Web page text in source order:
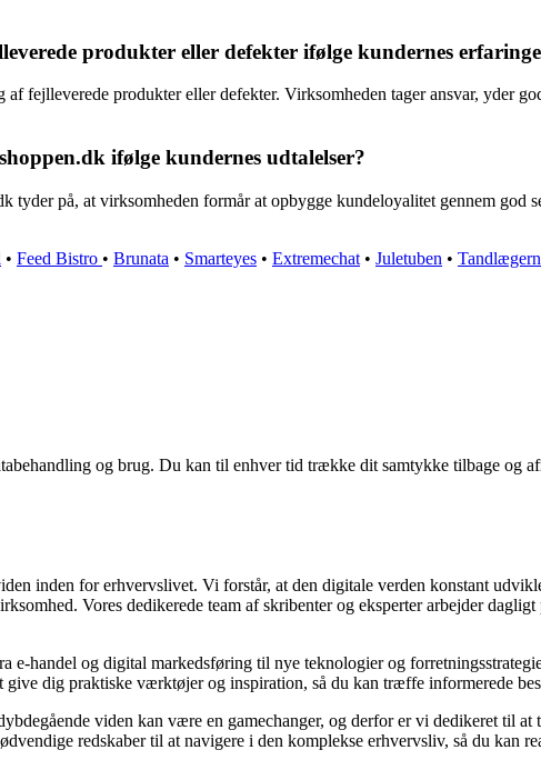
produkter eller defekter ifølge kundernes
fejlleverede produkter eller defekter. Virksomheden tager ansvar, yder
ifølge kundernes udtalelser?
tyder på, at virksomheden formår at opbygge kundeloyalitet gennem god
• Feed Bistro • Brunata • Smarteyes • Extremechat • Juletuben •
og brug. Du kan til enhver tid trække dit samtykke tilbage og
inden for erhvervslivet. Vi forstår, at den digitale verden konstant
Vores dedikerede team af skribenter og eksperter arbejder
handel og digital markedsføring til nye teknologier og
dig praktiske værktøjer og inspiration, så du kan træffe informerede
viden kan være en gamechanger, og derfor er vi dedikeret til
redskaber til at navigere i den komplekse erhvervsliv, så du kan